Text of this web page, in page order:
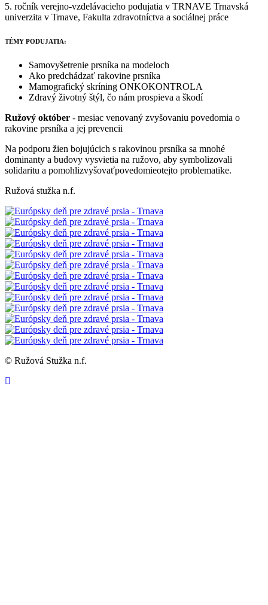
5. ročník verejno-vzdelávacieho podujatia v TRNAVE Trnavská
univerzita v Trnave, Fakulta zdravotníctva a sociálnej práce
TÉMY PODUJATIA:
Samovyšetrenie prsníka na modeloch
Ako predchádzať rakovine prsníka
Mamografický skríning ONKOKONTROLA
Zdravý životný štýl, čo nám prospieva a škodí
Ružový október - mesiac venovaný zvyšovaniu povedomia o
rakovine prsníka a jej prevencii
Na podporu žien bojujúcich s rakovinou prsníka sa mnohé
dominanty a budovy vysvietia na ružovo, aby symbolizovali
solidaritu a pomohlizvyšovaťpovedomieotejto problematike.
Ružová stužka n.f.
© Ružová Stužka n.f.